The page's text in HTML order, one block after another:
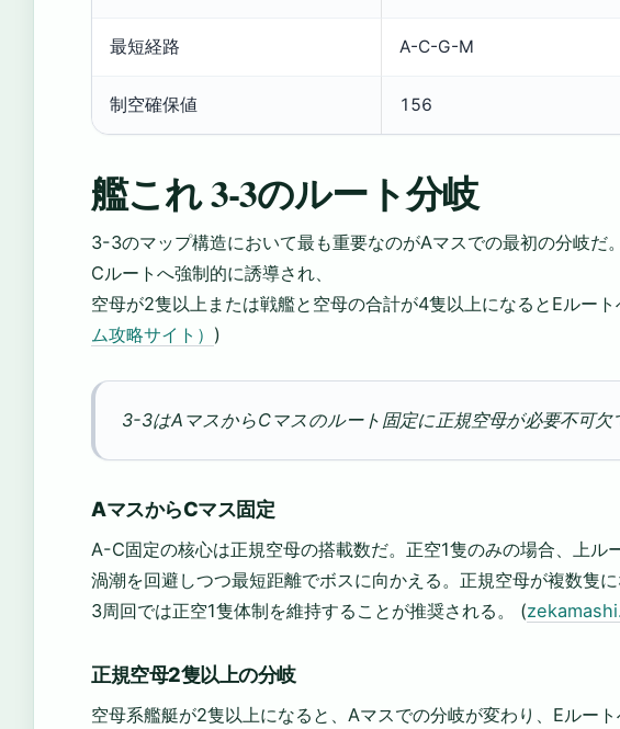
最短経路 A-C-G-M
制空確保値 156
艦これ 3-3のルート分岐
3-3のマップ構造において最も重要なのがAマスでの最初の分岐だ
Cルートへ強制的に誘導され、
空母が2隻以上または戦艦と空母の合計が4隻以上になるとEルー
ム攻略サイト） )
3-3はAマスからCマスのルート固定に正規空母が必要不可欠
AマスからCマス固定
A-C固定の核心は正規空母の搭載数だ。正空1隻のみの場合、上ル
渦潮を回避しつつ最短距離でボスに向かえる。正規空母が複数隻
3周回では正空1隻体制を維持することが推奨される。 (
正規空母2隻以上の分岐
空母系艦艇が2隻以上になると、Aマスでの分岐が変わり、Eルート